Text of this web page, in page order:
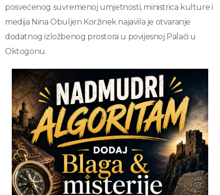
posvećenog suvremenoj umjetnosti, ministrica kulture i
medija Nina Obuljen Koržinek najavila je otvaranje
dodatnog izložbenog prostora u povijesnoj Palači u
Oktogonu.